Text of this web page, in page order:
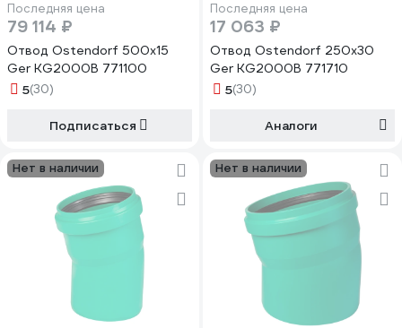
Последняя цена
79 114 ₽
Отвод Ostendorf 500x15
Ger KG2000B 771100
5(30)
Подписаться
Последняя цена
17 063 ₽
Отвод Ostendorf 250x30
Ger KG2000B 771710
5(30)
Аналоги
Нет в наличии Нет в наличии